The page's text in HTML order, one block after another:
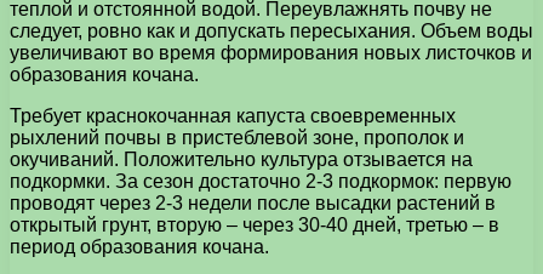
теплой и отстоянной водой. Переувлажнять почву не
следует, ровно как и допускать пересыхания. Объем воды
увеличивают во время формирования новых листочков и
образования кочана.
Требует краснокочанная капуста своевременных
рыхлений почвы в пристеблевой зоне, прополок и
окучиваний. Положительно культура отзывается на
подкормки. За сезон достаточно 2-3 подкормок: первую
проводят через 2-3 недели после высадки растений в
открытый грунт, вторую – через 30-40 дней, третью – в
период образования кочана.